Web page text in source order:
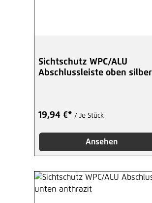
Sichtschutz WPC/ALU
Abschlussleiste oben silber
19,94 €* / Je Stück
Ansehen